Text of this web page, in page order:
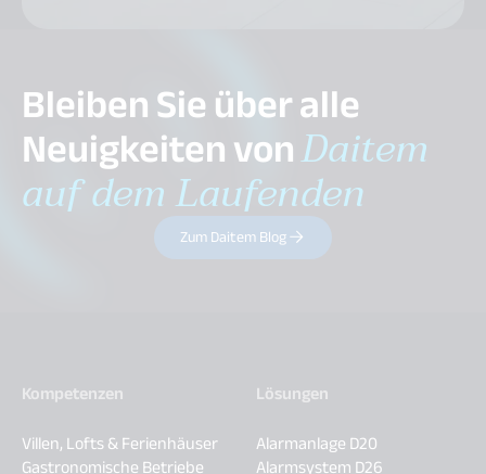
Bleiben Sie über alle
Neuigkeiten vonDaitem
auf dem Laufenden
Zum Daitem Blog
Kompetenzen
Villen, Lofts & Ferienhäuser
Gastronomische Betriebe
Lösungen
Alarmanlage D20
Alarmsystem D26